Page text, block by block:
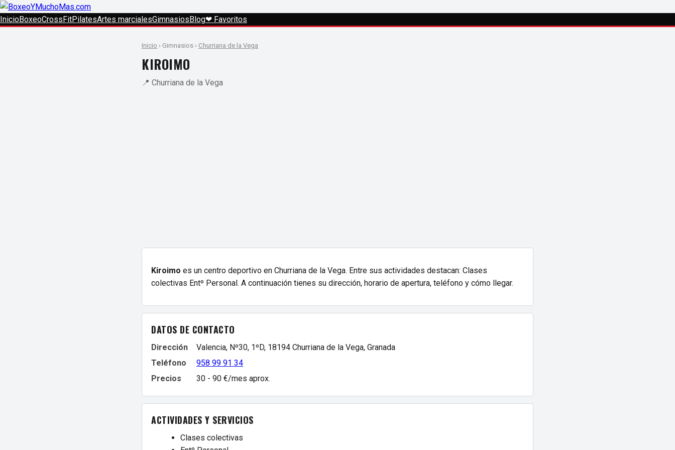
InicioBoxeoCrossFitPilatesArtes marcialesGimnasios Blog❤ Favoritos
Inicio › Gimnasios › Churriana de la Vega
KIROIMO
📍 Churriana de la Vega
Kiroimo es un centro deportivo en Churriana de la Vega. Entre sus actividades destacan: Clases
colectivas Entº Personal. A continuación tienes su dirección, horario de apertura, teléfono y cómo llegar.
DATOS DE CONTACTO
Dirección
Valencia, Nº30, 1ºD, 18194 Churriana de la Vega, Granada
Teléfono
958 99 91 34
Precios
30 - 90 €/mes aprox.
ACTIVIDADES Y SERVICIOS
Clases colectivas